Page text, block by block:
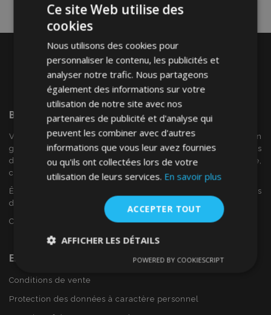
Bienvenue SurVTVAuto
VTV voiture est un détaillant européen et fournisseur en
gros d'accessoires automobiles tels que:. les enjoliveurs, les
déflecteurs de vent, housses de siège, tapis de voiture,
couvertures de chrome et cadres ...
Êtes-vous intéressé par dropshipping ou voulez-vous
devenir notre partenaire?
Contactez-nous dès aujourd'hui!
En Savoir Plus Sur VTVAuto
Conditions de vente
Protection des données à caractère personnel
Ce site Web utilise des
cookies
Nous utilisons des cookies pour
personnaliser le contenu, les publicités et
analyser notre trafic. Nous partageons
également des informations sur votre
utilisation de notre site avec nos
partenaires de publicité et d'analyse qui
peuvent les combiner avec d'autres
informations que vous leur avez fournies
ou qu'ils ont collectées lors de votre
utilisation de leurs services. En savoir plus
ACCEPTER TOUT
AFFICHER LES DÉTAILS
nécessaires
Performance Ciblage
POWERED BY COOKIESCRIPT